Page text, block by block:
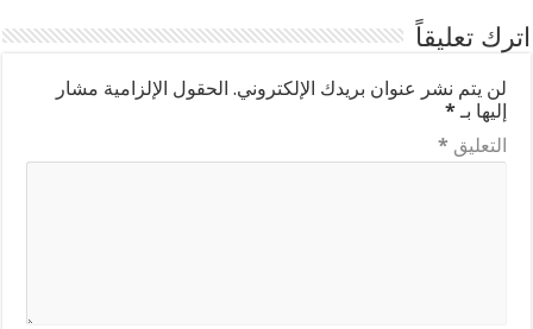
اترك تعليقاً
لن يتم نشر عنوان بريدك الإلكتروني. الحقول الإلزامية مشار
إليها بـ*
التعليق *